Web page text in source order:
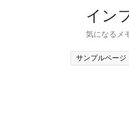
イン
気になるメ
サンプルページ